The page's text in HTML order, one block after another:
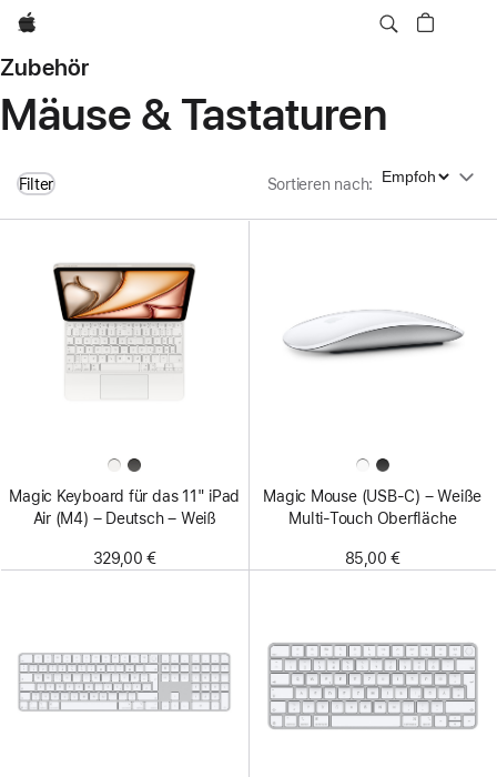
Apple
Zubehör
Mäuse & Tastaturen
Filter Sortieren nach: Sortieren nach
Magic Keyboard für das 11" iPad
Air (M4) – Deutsch – Weiß
329,00 €
Magic Mouse (USB‑C) – Weiße
Multi-Touch Oberfläche
85,00 €